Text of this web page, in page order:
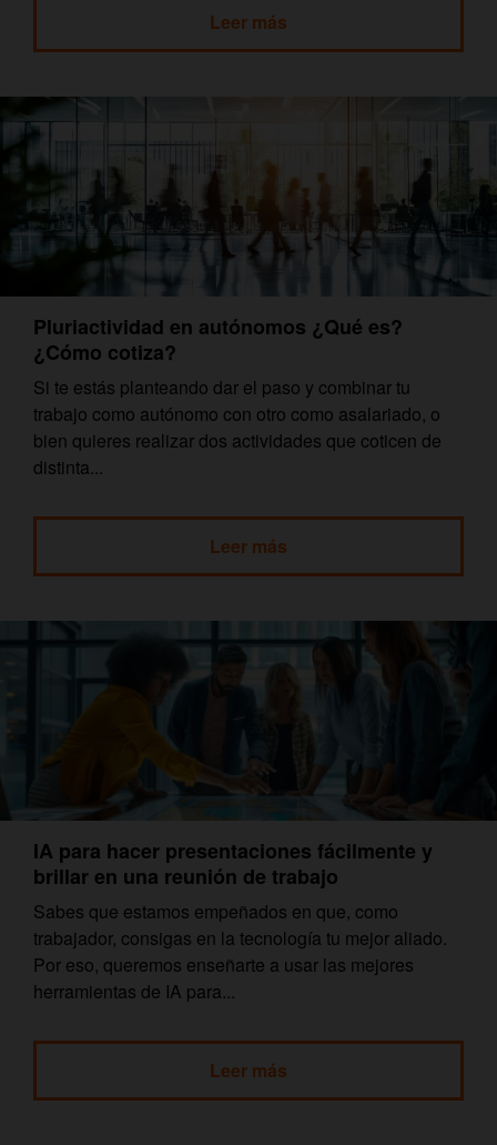
Leer más
Pluriactividad en autónomos ¿Qué es?
¿Cómo cotiza?
Si te estás planteando dar el paso y combinar tu
trabajo como autónomo con otro como asalariado, o
bien quieres realizar dos actividades que coticen de
distinta...
Leer más
IA para hacer presentaciones fácilmente y
brillar en una reunión de trabajo
Sabes que estamos empeñados en que, como
trabajador, consigas en la tecnología tu mejor aliado.
Por eso, queremos enseñarte a usar las mejores
herramientas de IA para...
Leer más